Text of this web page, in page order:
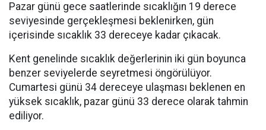
Pazar günü gece saatlerinde sıcaklığın 19 derece
seviyesinde gerçekleşmesi beklenirken, gün
içerisinde sıcaklık 33 dereceye kadar çıkacak.
Kent genelinde sıcaklık değerlerinin iki gün boyunca
benzer seviyelerde seyretmesi öngörülüyor.
Cumartesi günü 34 dereceye ulaşması beklenen en
yüksek sıcaklık, pazar günü 33 derece olarak tahmin
ediliyor.